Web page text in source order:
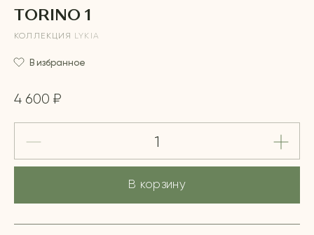
TORINO 1
КОЛЛЕКЦИЯ LYKIA
В избранное
4 600 ₽
В корзину